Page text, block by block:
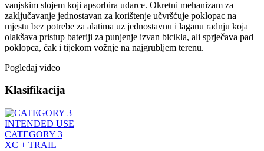
vanjskim slojem koji apsorbira udarce. Okretni mehanizam za
zaključavanje jednostavan za korištenje učvršćuje poklopac na
mjestu bez potrebe za alatima uz jednostavnu i laganu radnju koja
olakšava pristup bateriji za punjenje izvan bicikla, ali sprječava pad
poklopca, čak i tijekom vožnje na najgrubljem terenu.
Pogledaj video
Klasifikacija
INTENDED USE
CATEGORY 3
XC + TRAIL